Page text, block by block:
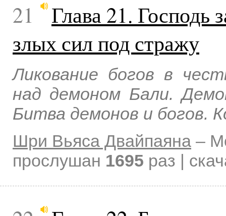
21
Глава 21. Господь
злых сил под стражу
Ликование богов в
над демоном Бали.
Битва демонов и богов.
Шри Вьяса Двайпаяна –
прослушан 1695 раз |